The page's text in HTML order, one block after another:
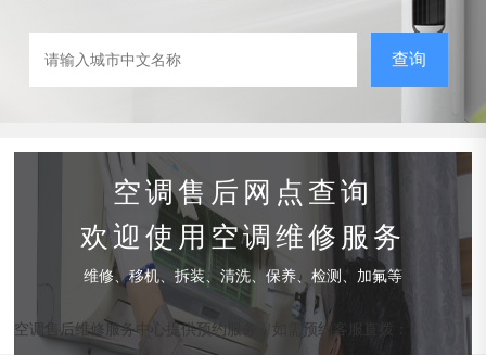
查询
空调售后网点查询
欢迎使用空调维修服务
维修、移机、拆装、清洗、保养、检测、加氟等
空调售后维修服务中心提供预约服务，如需预约客服直拨：